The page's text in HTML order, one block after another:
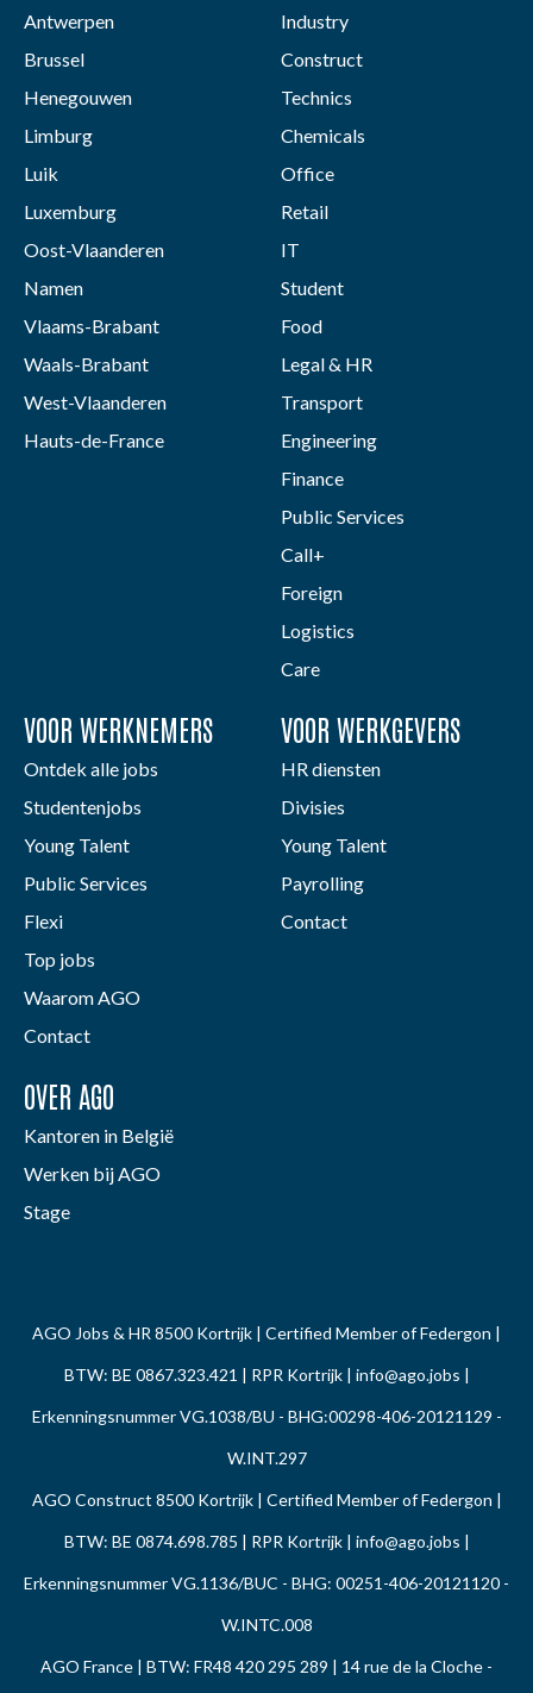
Antwerpen
Brussel
Henegouwen
Limburg
Luik
Luxemburg
Oost-Vlaanderen
Namen
Vlaams-Brabant
Waals-Brabant
West-Vlaanderen
Hauts-de-France
Industry
Construct
Technics
Chemicals
Office
Retail
IT
Student
Food
Legal & HR
Transport
Engineering
Finance
Public Services
Call+
Foreign
Logistics
Care
VOOR WERKNEMERS
Ontdek alle jobs
Studentenjobs
Young Talent
Public Services
Flexi
Top jobs
Waarom AGO
Contact
VOOR WERKGEVERS
HR diensten
Divisies
Young Talent
Payrolling
Contact
OVER AGO
Kantoren in België
Werken bij AGO
Stage
AGO Jobs & HR 8500 Kortrijk | Certified Member of Federgon |
BTW: BE 0867.323.421 | RPR Kortrijk | info@ago.jobs |
Erkenningsnummer VG.1038/BU - BHG:00298-406-20121129 -
W.INT.297
AGO Construct 8500 Kortrijk | Certified Member of Federgon |
BTW: BE 0874.698.785 | RPR Kortrijk | info@ago.jobs |
Erkenningsnummer VG.1136/BUC - BHG: 00251-406-20121120 -
W.INTC.008
AGO France | BTW: FR48 420 295 289 | 14 rue de la Cloche -